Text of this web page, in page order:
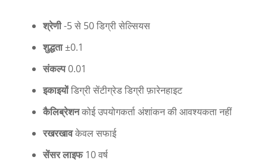
श्रेणी-5 से 50 डिग्री सेल्सियस
शुद्धता±0.1
संकल्प0.01
इकाइयोंडिग्री सेंटीग्रेड डिग्री फ़ारेनहाइट
कैलिब्रेशनकोई उपयोगकर्ता अंशांकन की आवश्यकता नहीं
रखरखावकेवल सफाई
सेंसर लाइफ10 वर्ष